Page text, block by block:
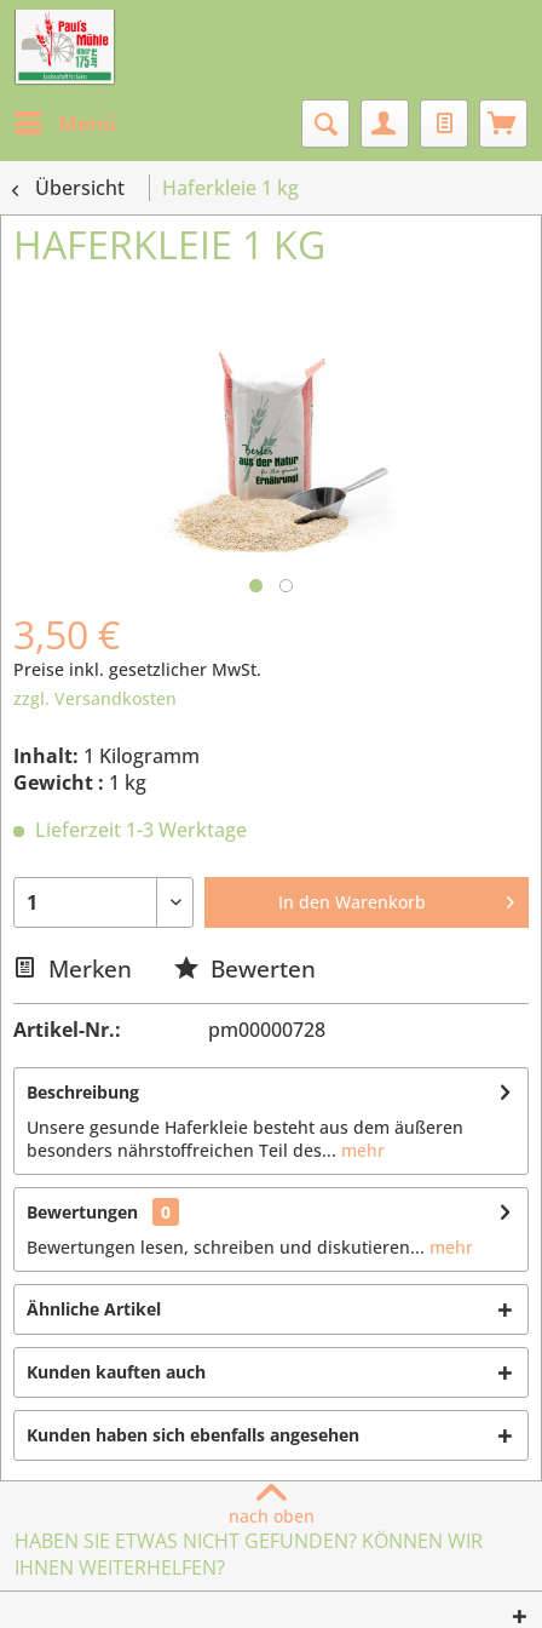
Menü
Übersicht Haferkleie 1 kg
HAFERKLEIE 1 KG
3,50 €
Preise inkl. gesetzlicher MwSt.
zzgl. Versandkosten
Inhalt: 1 Kilogramm
Gewicht : 1 kg
Lieferzeit 1-3 Werktage
In den Warenkorb
Merken Bewerten
Artikel-Nr.: pm00000728
Beschreibung
Unsere gesunde Haferkleie besteht aus dem äußeren
besonders nährstoffreichen Teil des... mehr
Bewertungen
0
Bewertungen lesen, schreiben und diskutieren... mehr
Ähnliche Artikel
Kunden kauften auch
Kunden haben sich ebenfalls angesehen
nach oben
HABEN SIE ETWAS NICHT GEFUNDEN? KÖNNEN WIR
IHNEN WEITERHELFEN?